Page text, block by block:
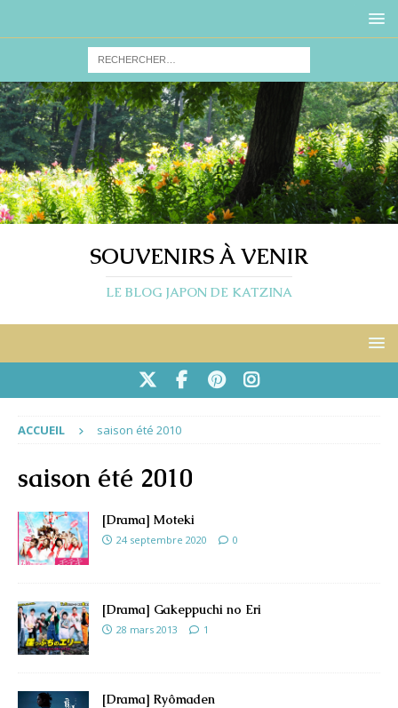
SOUVENIRS À VENIR
LE BLOG JAPON DE KATZINA
ACCUEIL saison été 2010
saison été 2010
[Drama] Moteki
24 septembre 2020 0
[Drama] Gakeppuchi no Eri
28 mars 2013 1
[Drama] Ryômaden